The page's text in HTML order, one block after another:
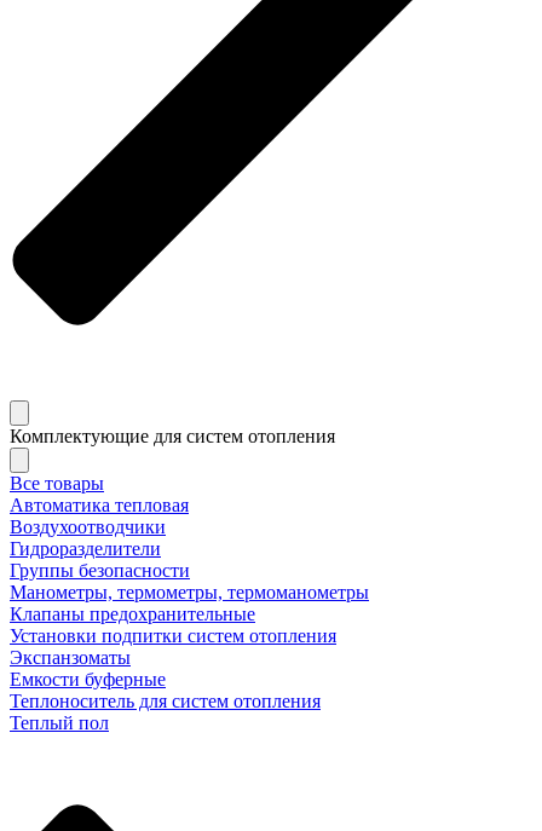
Комплектующие для систем отопления
Все товары
Автоматика тепловая
Воздухоотводчики
Гидроразделители
Группы безопасности
Манометры, термометры, термоманометры
Клапаны предохранительные
Установки подпитки систем отопления
Экспанзоматы
Емкости буферные
Теплоноситель для систем отопления
Теплый пол